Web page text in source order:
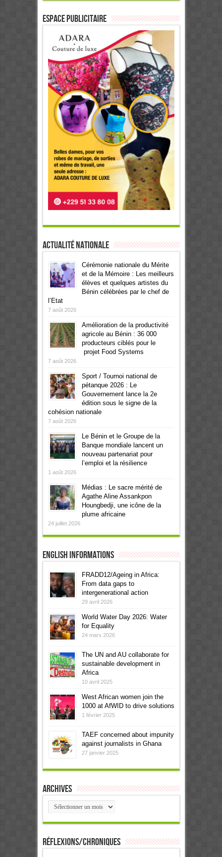
ESPACE PUBLICITAIRE
Actualité Nationale
Cérémonie nationale du Mérite
et de la Mémoire : Les meilleurs
élèves et quelques artistes du
Bénin célébrées par le chef de
l’Etat
7 août 2026
Amélioration de la productivité
agricole au Bénin : 36 000
producteurs ciblés pour le
projet Food Systems
7 août 2026
Sport / Tournoi national de
pétanque 2026 : Le
Gouvernement lance la 2e
édition sous le signe de la
cohésion nationale
7 août 2026
Le Bénin et le Groupe de la
Banque mondiale lancent un
nouveau partenariat pour
l’emploi et la résilience
1 août 2026
Médias : Le sacre mérité de
Agathe Aline Assankpon
Houngbedji, une icône de la
plume africaine
24 juillet 2026
English informations
FRADD12/Ageing in Africa:
From data gaps to
intergenerational action
29 avril 2026
World Water Day 2026: Water
for Equality
24 mars 2026
The UN and AU collaborate for
sustainable development in
Africa
10 avril 2025
West African women join the
1000 at AfWID to drive solutions
1 février 2025
TAEF concerned about impunity
against journalists in Ghana
27 janvier 2025
Archives
Archives
Réflexions/Chroniques